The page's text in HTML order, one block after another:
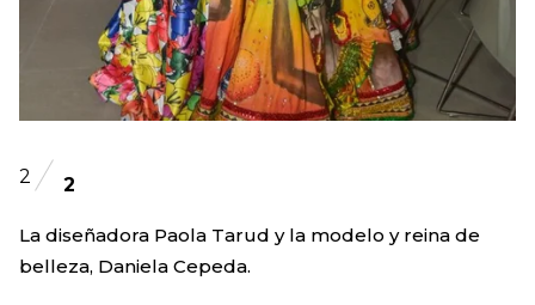
2 2
La diseñadora Paola Tarud y la modelo y reina de
belleza, Daniela Cepeda.